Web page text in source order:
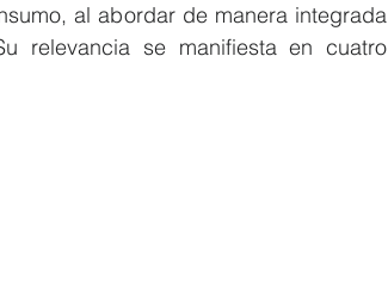
al abordar de manera integrada
relevancia se manifiesta en cuatro